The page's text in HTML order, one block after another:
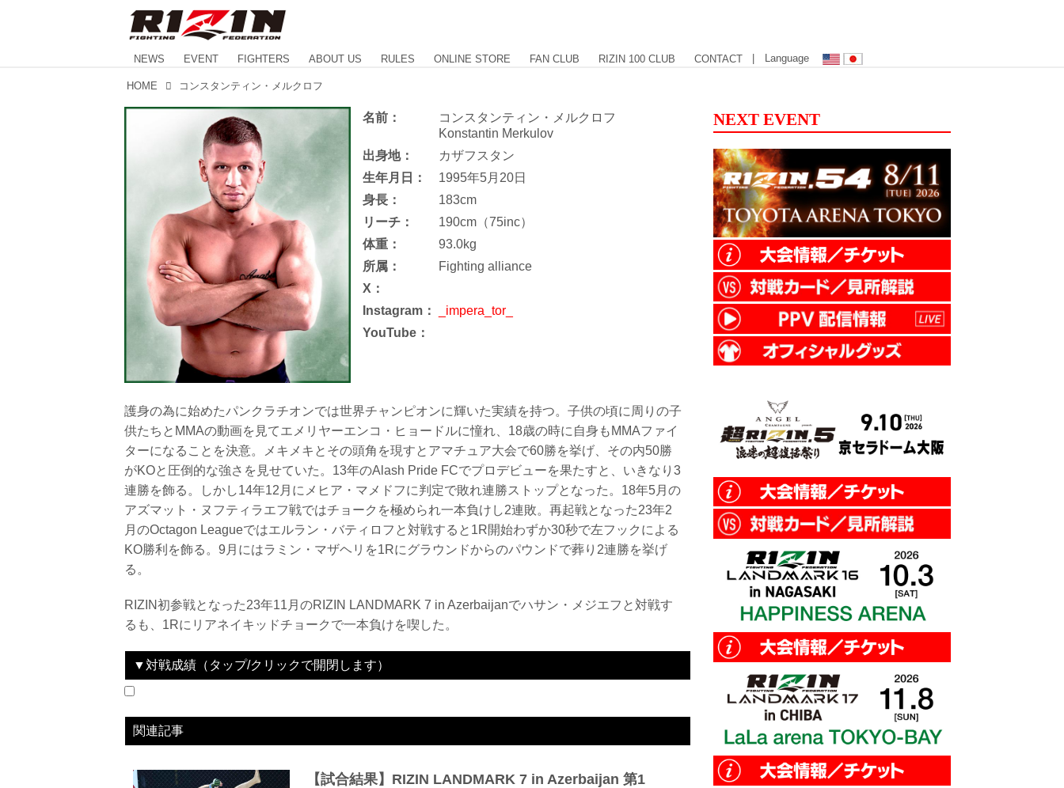
NEWS EVENT FIGHTERS ABOUT US RULES ONLINE STORE FAN CLUB RIZIN 100 CLUB CONTACT | Language
HOME コンスタンティン・メルクロフ
名前：
コンスタンティン・メルクロフ
Konstantin Merkulov
出身地：
カザフスタン
生年月日：
1995年5月20日
身長：
183cm
リーチ：
190cm（75inc）
体重：
93.0kg
所属：
Fighting alliance
X：
Instagram：
_impera_tor_
YouTube：
護身の為に始めたパンクラチオンでは世界チャンピオンに輝いた実績を持つ。子供の頃に周りの子
供たちとMMAの動画を見てエメリヤーエンコ・ヒョードルに憧れ、18歳の時に自身もMMAファイ
ターになることを決意。メキメキとその頭角を現すとアマチュア大会で60勝を挙げ、その内50勝
がKOと圧倒的な強さを見せていた。13年のAlash Pride FCでプロデビューを果たすと、いきなり3
連勝を飾る。しかし14年12月にメヒア・マメドフに判定で敗れ連勝ストップとなった。18年5月の
アズマット・ヌフティラエフ戦ではチョークを極められ一本負けし2連敗。再起戦となった23年2
月のOctagon Leagueではエルラン・バティロフと対戦すると1R開始わずか30秒で左フックによる
KO勝利を飾る。9月にはラミン・マザヘリを1Rにグラウンドからのパウンドで葬り2連勝を挙げ
る。
RIZIN初参戦となった23年11月のRIZIN LANDMARK 7 in Azerbaijanでハサン・メジエフと対戦す
るも、1Rにリアネイキッドチョークで一本負けを喫した。
▼対戦成績（タップ/クリックで開閉します）
関連記事
【試合結果】RIZIN LANDMARK 7 in Azerbaijan 第1
NEXT EVENT